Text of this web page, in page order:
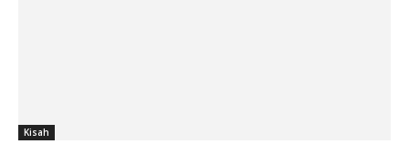
Kisah